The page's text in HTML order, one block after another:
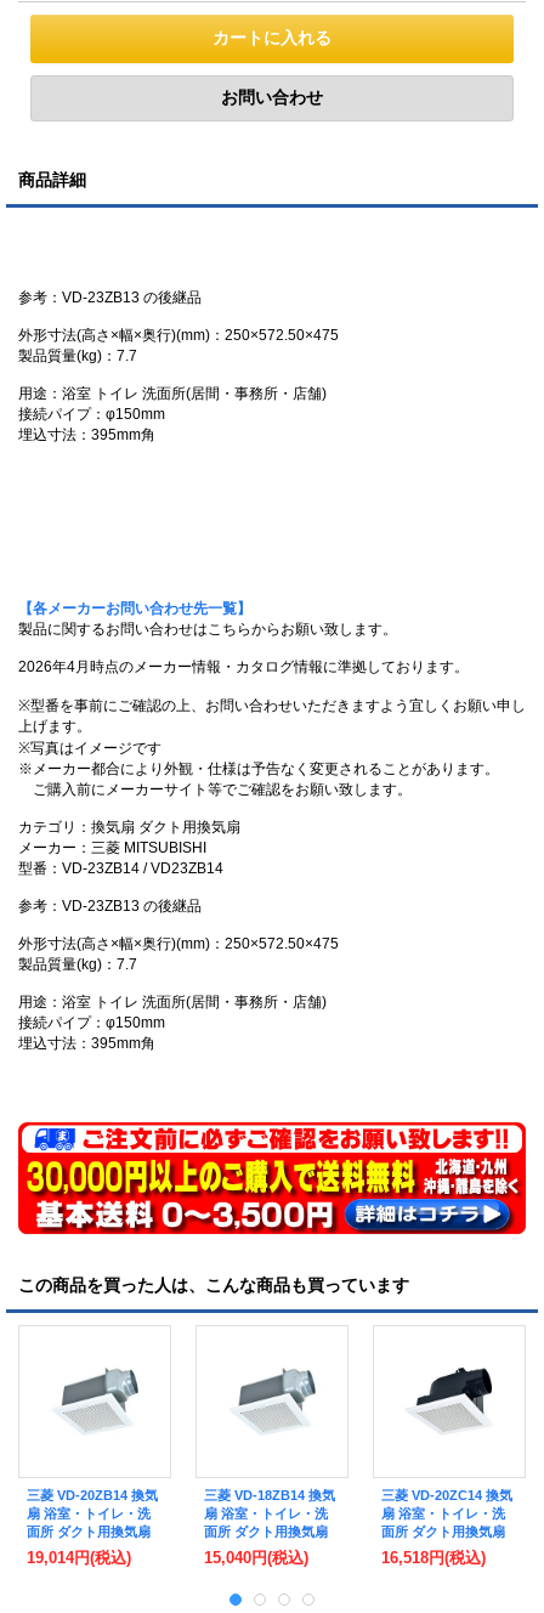
商品詳細
参考：VD-23ZB13 の後継品
外形寸法(高さ×幅×奥行)(mm)：250×572.50×475
製品質量(kg)：7.7
用途：浴室 トイレ 洗面所(居間・事務所・店舗)
接続パイプ：φ150mm
埋込寸法：395mm角
【各メーカーお問い合わせ先一覧】
製品に関するお問い合わせはこちらからお願い致します。
2026年4月時点のメーカー情報・カタログ情報に準拠しております。
※型番を事前にご確認の上、お問い合わせいただきますよう宜しくお願い申し
上げます。
※写真はイメージです
※メーカー都合により外観・仕様は予告なく変更されることがあります。
ご購入前にメーカーサイト等でご確認をお願い致します。
カテゴリ：換気扇 ダクト用換気扇
メーカー：三菱 MITSUBISHI
型番：VD-23ZB14 / VD23ZB14
参考：VD-23ZB13 の後継品
外形寸法(高さ×幅×奥行)(mm)：250×572.50×475
製品質量(kg)：7.7
用途：浴室 トイレ 洗面所(居間・事務所・店舗)
接続パイプ：φ150mm
埋込寸法：395mm角
この商品を買った人は、こんな商品も買っています
三菱 VD-20ZB14 換気
扇 浴室・トイレ・洗
面所 ダクト用換気扇
天井埋込形 サニタリ
ー用 低騒音形 (VD-
19,014円(税込)
三菱 VD-18ZB14 換気
扇 浴室・トイレ・洗
面所 ダクト用換気扇
天井埋込形 サニタリ
ー用 低騒音形 (VD-
15,040円(税込)
三菱 VD-20ZC14 換気
扇 浴室・トイレ・洗
面所 ダクト用換気扇
天井埋込形 サニタリ
ー用 低騒音形 (VD-
16,518円(税込)